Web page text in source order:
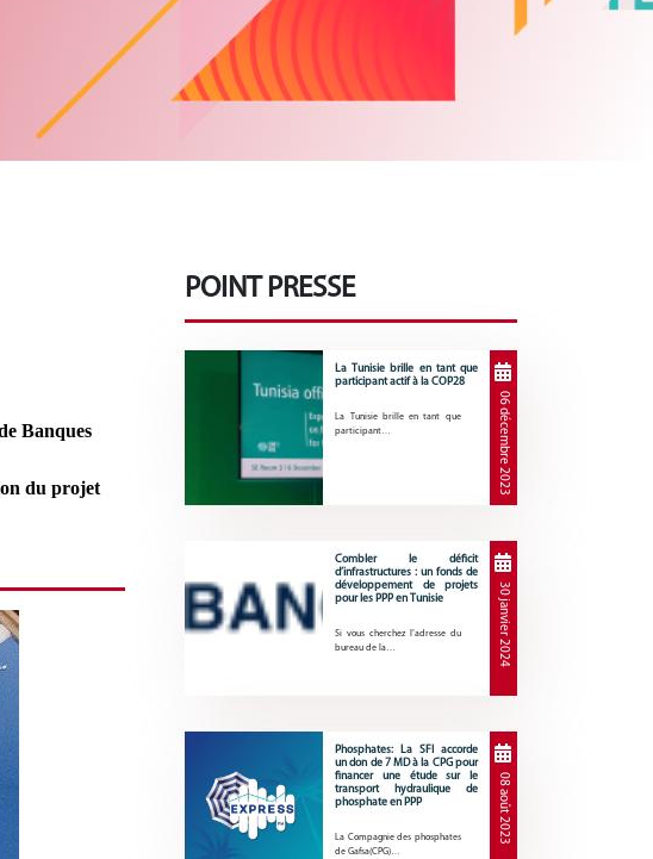
Banques
du projet
POINT PRESSE
La Tunisie brille en tant que
participant actif à la COP28
La Tunisie brille en tant que
participant…
06 décembre 2023
Combler le déficit
d’infrastructures : un fonds de
développement de projets
pour les PPP en Tunisie
Si vous cherchez l’adresse du
bureau de la…
30 janvier 2024
Phosphates: La SFI accorde
un don de 7 MD à la CPG pour
financer une étude sur le
transport hydraulique de
phosphate en PPP
La Compagnie des phosphates
de Gafsa(CPG)…
08 août 2023